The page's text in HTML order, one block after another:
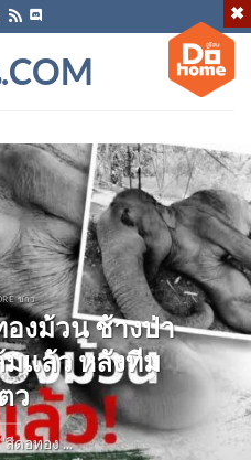
ข่าว
งม้วน ช้างป่า
มแล้ว หลังทีม
ว
ดอทอง ...